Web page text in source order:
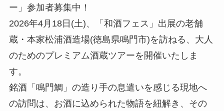
ー」参加者募集中！
2026年4月18日(土)、「和酒フェス」出展の老舗
蔵・本家松浦酒造場(徳島県鳴門市)を訪ねる、大人
のためのプレミアム酒蔵ツアーを開催いたしま
す。
銘酒「鳴門鯛」の造り手の息遣いを感じる現地へ
の訪問は、お酒に込められた物語を紐解き、その